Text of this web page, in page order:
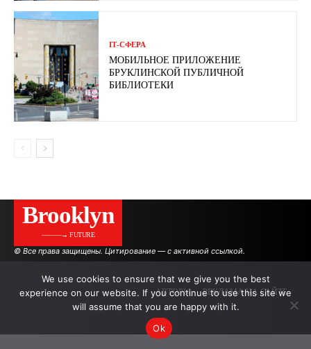
ІТ-СФЕРА
МОБИЛЬНОЕ ПРИЛОЖЕНИЕ
БРУКЛИНСКОЙ ПУБЛИЧНОЙ
БИБЛИОТЕКИ
Brooklyn
———→ FUTURE
© Все права защищены. Цитирование — с активной ссылкой.
АВТОРЫ РЕКЛАМА НА САЙТЕ
We use cookies to ensure that we give you the best
experience on our website. If you continue to use this site we
will assume that you are happy with it.
Ok